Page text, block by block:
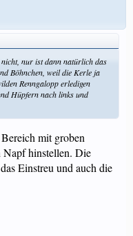
nur ist dann natürlich das
Böhnchen, weil die Kerle ja
Renngalopp erledigen
Hüpfern nach links und
mit groben
Napf hinstellen. Die
Einstreu und auch die